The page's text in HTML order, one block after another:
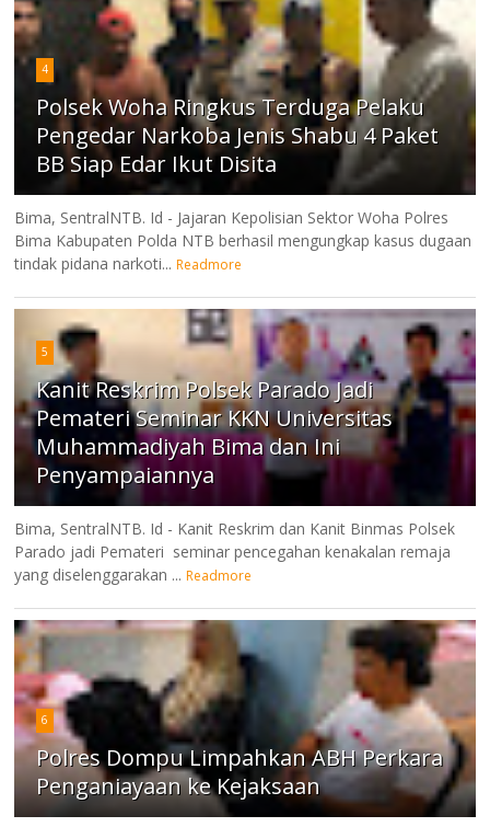
4
Polsek Woha Ringkus Terduga Pelaku
Pengedar Narkoba Jenis Shabu 4 Paket
BB Siap Edar Ikut Disita
Bima, SentralNTB. Id - Jajaran Kepolisian Sektor Woha Polres
Bima Kabupaten Polda NTB berhasil mengungkap kasus dugaan
tindak pidana narkoti... Readmore
5
Kanit Reskrim Polsek Parado Jadi
Pemateri Seminar KKN Universitas
Muhammadiyah Bima dan Ini
Penyampaiannya
Bima, SentralNTB. Id - Kanit Reskrim dan Kanit Binmas Polsek
Parado jadi Pemateri seminar pencegahan kenakalan remaja
yang diselenggarakan ... Readmore
6
Polres Dompu Limpahkan ABH Perkara
Penganiayaan ke Kejaksaan